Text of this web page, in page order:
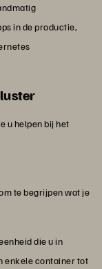
in de productie,
u helpen bij het
te begrijpen wat je
die u in
enkele container tot